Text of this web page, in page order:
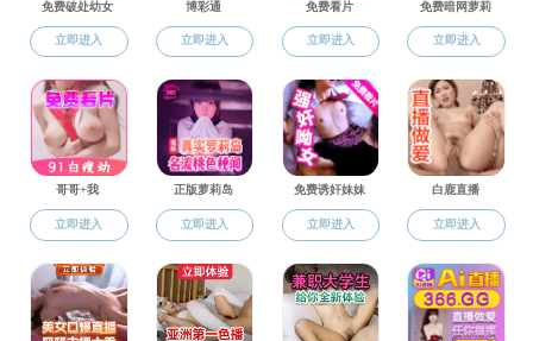
导师队伍
招聘信息
陈威
法语教研室主